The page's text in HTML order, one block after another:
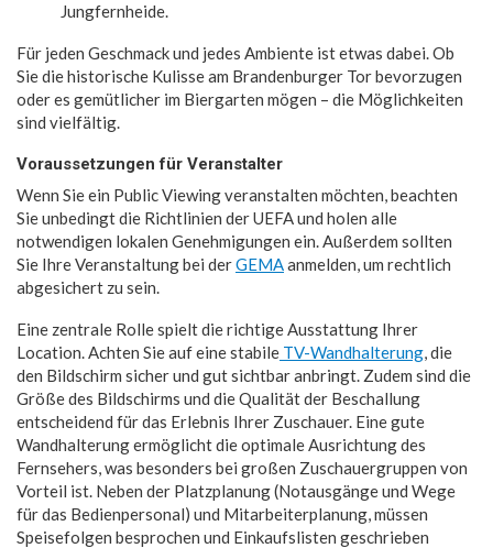
Jungfernheide.
Für jeden Geschmack und jedes Ambiente ist etwas dabei. Ob
Sie die historische Kulisse am Brandenburger Tor bevorzugen
oder es gemütlicher im Biergarten mögen – die Möglichkeiten
sind vielfältig.
Voraussetzungen für Veranstalter
Wenn Sie ein Public Viewing veranstalten möchten, beachten
Sie unbedingt die Richtlinien der UEFA und holen alle
notwendigen lokalen Genehmigungen ein. Außerdem sollten
Sie Ihre Veranstaltung bei derGEMAanmelden, um rechtlich
abgesichert zu sein.
Eine zentrale Rolle spielt die richtige Ausstattung Ihrer
Location. Achten Sie auf eine stabile TV-Wandhalterung, die
den Bildschirm sicher und gut sichtbar anbringt. Zudem sind die
Größe des Bildschirms und die Qualität der Beschallung
entscheidend für das Erlebnis Ihrer Zuschauer. Eine gute
Wandhalterung ermöglicht die optimale Ausrichtung des
Fernsehers, was besonders bei großen Zuschauergruppen von
Vorteil ist. Neben der Platzplanung (Notausgänge und Wege
für das Bedienpersonal) und Mitarbeiterplanung, müssen
Speisefolgen besprochen und Einkaufslisten geschrieben